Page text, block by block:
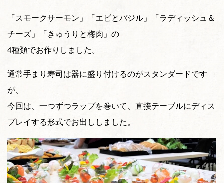
「スモークサーモン」「エビとバジル」「ラディッシュ＆
チーズ」「きゅうりと梅肉」の
4種類でお作りしました。
通常手まり寿司は器に盛り付けるのがスタンダードです
が、
今回は、一つずつラップを巻いて、直接テーブルにディス
プレイする形式でお出ししました。